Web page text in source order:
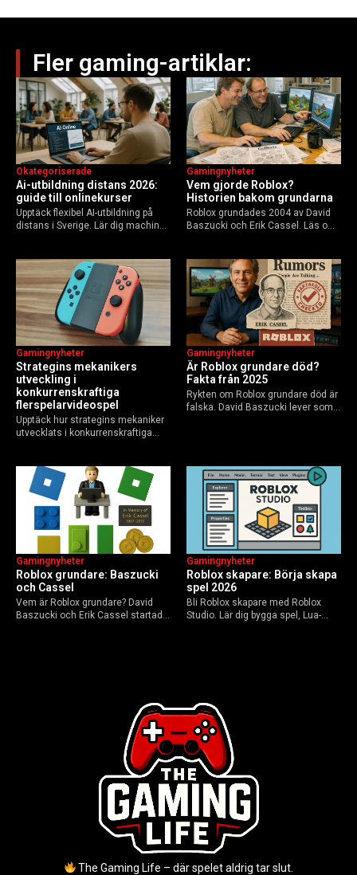
Fler gaming-artiklar:
Ai-utbildning distans 2026:
guide till onlinekurser
Okategoriserade
Upptäck flexibel AI-utbildning på
distans i Sverige. Lär dig machine
Guide för nybörjare och
yrkesverksamma som vill bygga…
Vem gjorde Roblox?
Historien bakom grundarna
Gamingnyheter
Roblox grundades 2004 av David
Baszucki och Erik Cassel. Läs om
användare 2025, och vad som
händer inför 2026.
Strategins mekanikers
utveckling i
konkurrenskraftiga
flerspelarvideospel
Gamingnyheter
Upptäck hur strategins mekaniker
utvecklats i konkurrenskraftiga
AI-drivna innovationer.
Är Roblox grundare död?
Fakta från 2025
Gamingnyheter
Rykten om Roblox grundare död är
falska. David Baszucki lever som
Roblox grundare: Baszucki
och Cassel
Gamingnyheter
Vem är Roblox grundare? David
Baszucki och Erik Cassel startade
Roblox skapare: Börja skapa
spel 2026
Gamingnyheter
Bli Roblox skapare med Roblox
Studio. Lär dig bygga spel, Lua-
The Gaming Life – där spelet aldrig tar slut.